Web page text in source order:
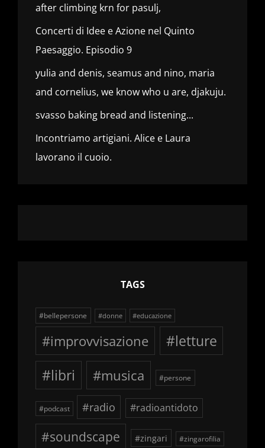
after climbing krn for pasulj,
Concerti di Idee e Azione nel Quinto
Paesaggio. Episodio 9
yulia and denis, seamus and nino, maria
and cornelius, we know who u are, djakuju.
svasso baking bread and listening...
Incontriamo artigiani. Alice e Laura
lavorano il cuoio.
TAGS
#bellepersone #donne #educazione
#improvvisazione
#letture
#libri
#musica #persone
#podcast #radio #radioantidoto
#soundscape #zingari #zingarofilia